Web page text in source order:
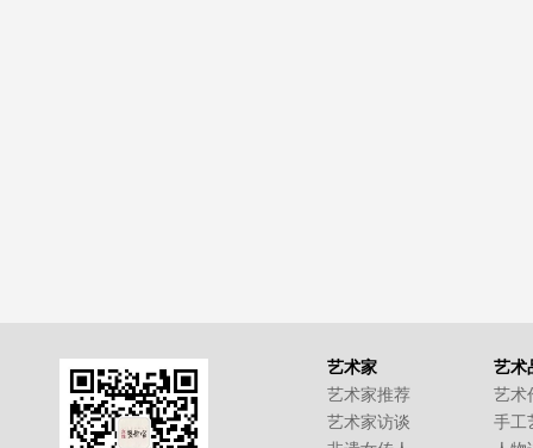
艺术家
艺术家推荐
艺术家访谈
艺术
艺术
手工